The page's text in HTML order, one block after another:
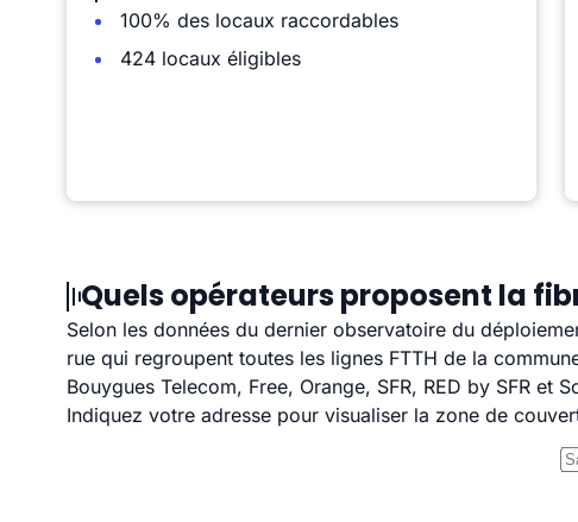
100% des locaux raccordables
424 locaux éligibles
Quels opérateurs proposent la
Selon les données du dernier observatoire du
rue qui regroupent toutes les lignes FTTH de la
Bouygues Telecom, Free, Orange, SFR, RED by SFR
Indiquez votre adresse pour visualiser la zone de